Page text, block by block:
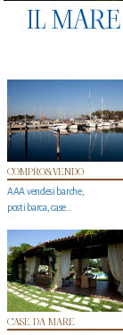
IL
COMPRO&VENDO
AAA vendesi barche,
posti barca, case…
CASE DA MARE